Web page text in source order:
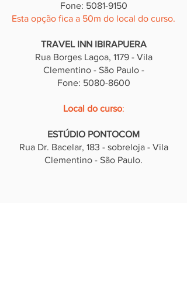
Fone: 5081-9150
Esta opção fica a 50m do local do curso.
TRAVEL INN IBIRAPUERA
Rua Borges Lagoa, 1179 - Vila
Clementino - São Paulo -
Fone: 5080-8600
Local do curso:
ESTÚDIO PONTOCOM
Rua Dr. Bacelar, 183 - sobreloja - Vila
Clementino - São Paulo.